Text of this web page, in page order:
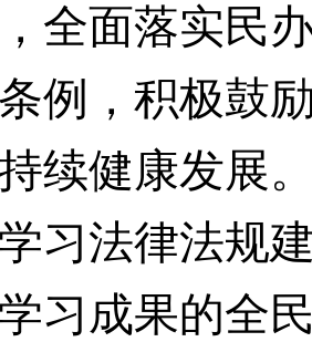
全面落实民
例，积极鼓
续健康发展
习法律法规
习成果的全